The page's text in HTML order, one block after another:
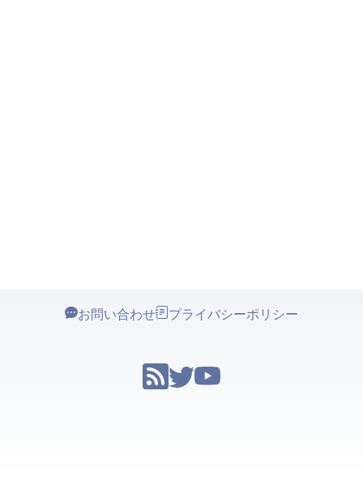
お問い合わせ プライバシーポリシー